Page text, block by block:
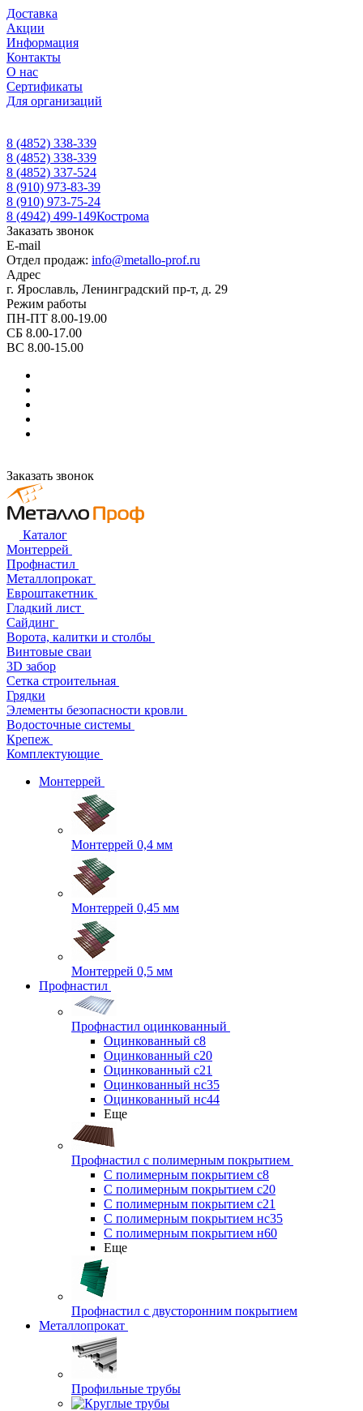
Доставка
Акции
Информация
Контакты
О нас
Сертификаты
Для организаций
8 (4852) 338-339
8 (4852) 338-339
8 (4852) 337-524
8 (910) 973-83-39
8 (910) 973-75-24
8 (4942) 499-149Кострома
Заказать звонок
E-mail
Отдел продаж: info@metallo-prof.ru
Адрес
г. Ярославль, Ленинградский пр-т, д. 29
Режим работы
ПН-ПТ 8.00-19.00
СБ 8.00-17.00
ВС 8.00-15.00
Заказать звонок
Каталог
Монтеррей
Профнастил
Металлопрокат
Евроштакетник
Гладкий лист
Сайдинг
Ворота, калитки и столбы
Винтовые сваи
3D забор
Сетка строительная
Грядки
Элементы безопасности кровли
Водосточные системы
Крепеж
Комплектующие
Монтеррей
Монтеррей 0,4 мм
Монтеррей 0,45 мм
Монтеррей 0,5 мм
Профнастил
Профнастил оцинкованный
Оцинкованный с8
Оцинкованный с20
Оцинкованный с21
Оцинкованный нс35
Оцинкованный нс44
Еще
Профнастил с полимерным покрытием
С полимерным покрытием с8
С полимерным покрытием с20
С полимерным покрытием с21
С полимерным покрытием нс35
С полимерным покрытием н60
Еще
Профнастил с двусторонним покрытием
Металлопрокат
Профильные трубы